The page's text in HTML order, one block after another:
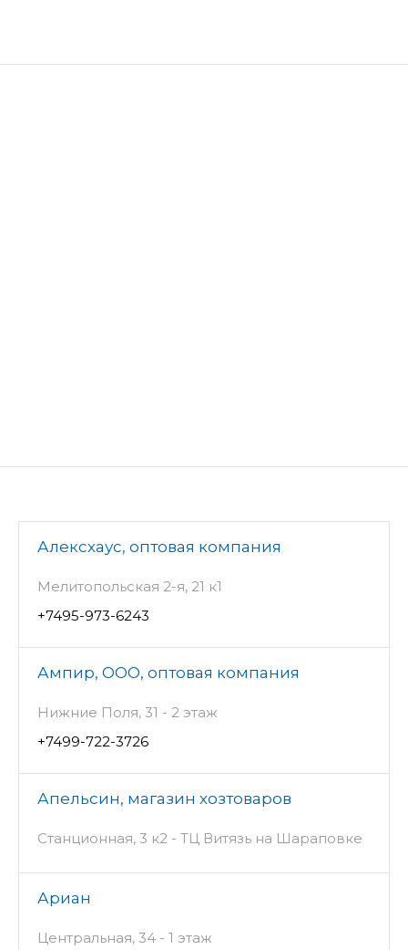
Алексхаус, оптовая компания
Мелитопольская 2-я, 21 к1
+7495-973-6243
Ампир, ООО, оптовая компания
Нижние Поля, 31 - 2 этаж
+7499-722-3726
Апельсин, магазин хозтоваров
Станционная, 3 к2 - ТЦ Витязь на Шараповке
Ариан
Центральная, 34 - 1 этаж